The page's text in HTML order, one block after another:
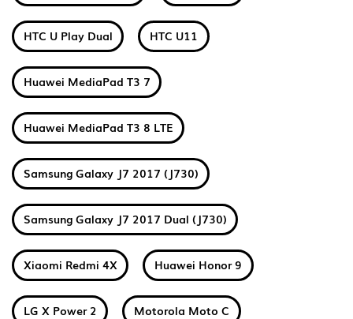
HTC U Play Dual HTC U11
Huawei MediaPad T3 7
Huawei MediaPad T3 8 LTE
Samsung Galaxy J7 2017 (J730)
Samsung Galaxy J7 2017 Dual (J730)
Xiaomi Redmi 4X Huawei Honor 9
LG X Power 2 Motorola Moto C